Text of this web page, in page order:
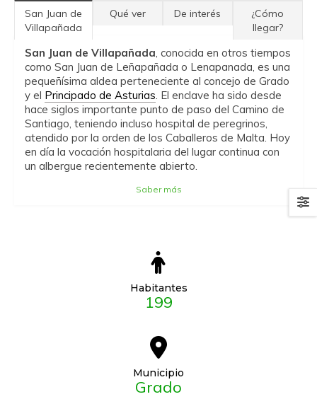
San Juan de
Villapañada
Qué ver De interés
¿Cómo
llegar?
San Juan de Villapañada , conocida en otros tiempos
como San Juan de Leñapañada o Lenapanada, es una
pequeñísima aldea perteneciente al concejo de Grado
y el Principado de Asturias . El enclave ha sido desde
hace siglos importante punto de paso del Camino de
Santiago, teniendo incluso hospital de peregrinos,
atendido por la orden de los Caballeros de Malta. Hoy
en día la vocación hospitalaria del lugar continua con
un albergue recientemente abierto.
Saber más
Habitantes
199
Municipio
Grado